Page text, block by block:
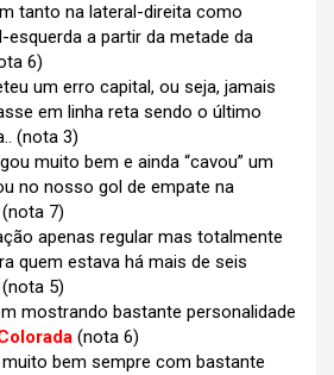
tanto na lateral-direita como
esquerda a partir da metade da
6)
um erro capital, ou seja, jamais
em linha reta sendo o último
(nota 3)
muito bem e ainda “cavou” um
no nosso gol de empate na
(nota 7)
apenas regular mas totalmente
quem estava há mais de seis
5)
mostrando bastante personalidade
(nota 6)
bem sempre com bastante